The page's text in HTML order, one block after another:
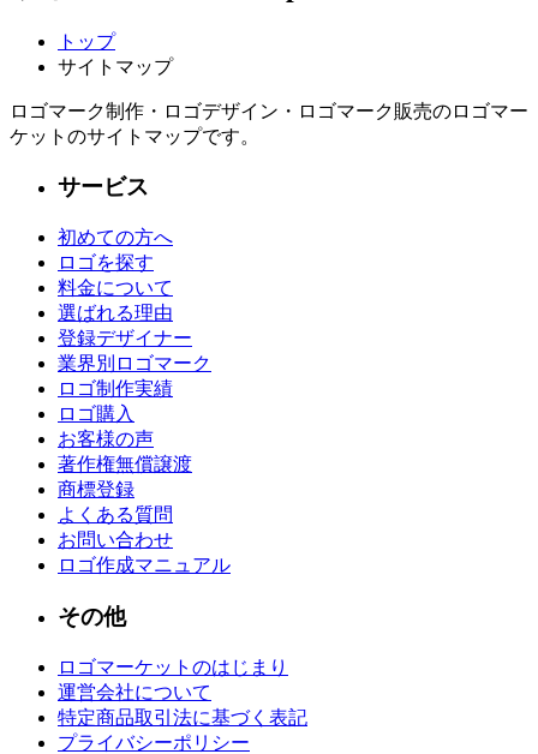
トップ
サイトマップ
ロゴマーク制作・ロゴデザイン・ロゴマーク販売のロゴマー
ケットのサイトマップです。
サービス
初めての方へ
ロゴを探す
料金について
選ばれる理由
登録デザイナー
業界別ロゴマーク
ロゴ制作実績
ロゴ購入
お客様の声
著作権無償譲渡
商標登録
よくある質問
お問い合わせ
ロゴ作成マニュアル
その他
ロゴマーケットのはじまり
運営会社について
特定商品取引法に基づく表記
プライバシーポリシー